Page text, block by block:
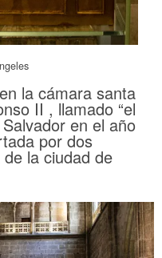
la cámara santa
II , llamado “el
en el año
por dos
la ciudad de